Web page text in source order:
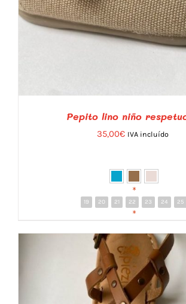
DETALLES
Pepito lino niño
35,00€ IVA incluído
*
19 20 21 22 23 24 25
*